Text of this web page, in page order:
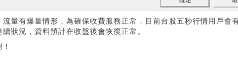
流量有爆量情形，為確保收費服務正常，目前台股五秒行情用戶會
狀況，資料預計在收盤後會恢復正常。